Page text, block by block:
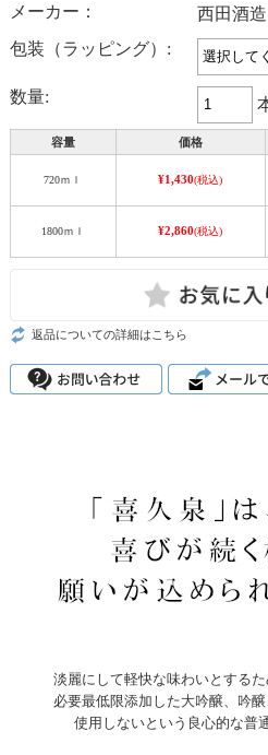
メーカー：
西田酒造
包装（ラッピング）:
数量:
容量 価格
720ｍｌ ¥1,430(税込)
1800ｍｌ ¥2,860(税込)
返品についての詳細はこちら
淡麗にして軽快な味わいとする
必要最低限添加した大吟醸、吟
使用しないという良心的な普通